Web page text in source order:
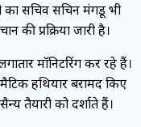
का सचिव सचिन मंगडू भी
की प्रक्रिया जारी है।
मॉनिटरिंग कर रहे हैं।
हथियार बरामद किए
तैयारी को दर्शाते हैं।